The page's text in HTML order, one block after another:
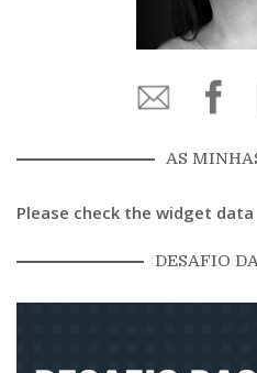
AS
Please check the widget data
DESAFIO